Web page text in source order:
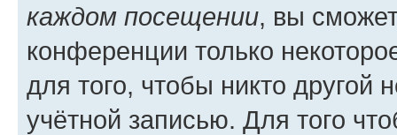
каждом посещении, вы
конференции только
для того, чтобы никто другой
учётной записью. Для того